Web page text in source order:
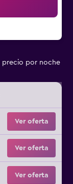
precio por noche
Ver oferta
Ver oferta
Ver oferta